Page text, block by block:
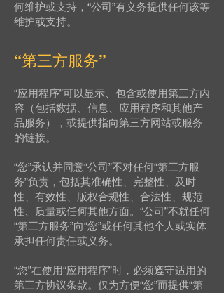
何维护或支持，“公司”有义务提供任何该等
维护或支持。
“第三方服务”
“应用程序”可以显示、包含或使用第三方内
容（包括数据、信息、应用程序和其他产
品服务），或提供指向第三方网站或服务
的链接。
“您”承认并同意“公司”不对任何“第三方服
务”负责，包括其准确性、完整性、及时
性、有效性、版权合规性、合法性、规范
性、质量或任何其他方面。“公司”不就任何
“第三方服务”向“您”或任何其他个人或实体
承担任何责任或义务。
“您”在使用“应用程序”时，必须遵守适用的
第三方协议条款。仅为方便“您”而提供“第